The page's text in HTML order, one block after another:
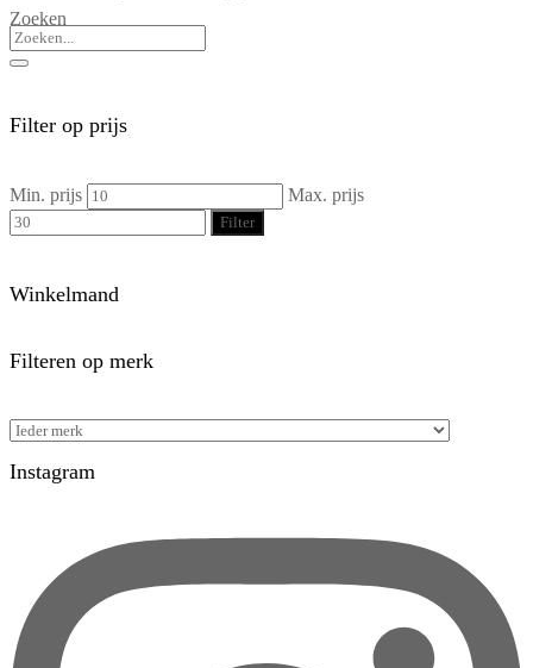
Zoeken
Filter op prijs
Min. prijs Max. prijs
Filter
Winkelmand
Filteren op merk
Instagram